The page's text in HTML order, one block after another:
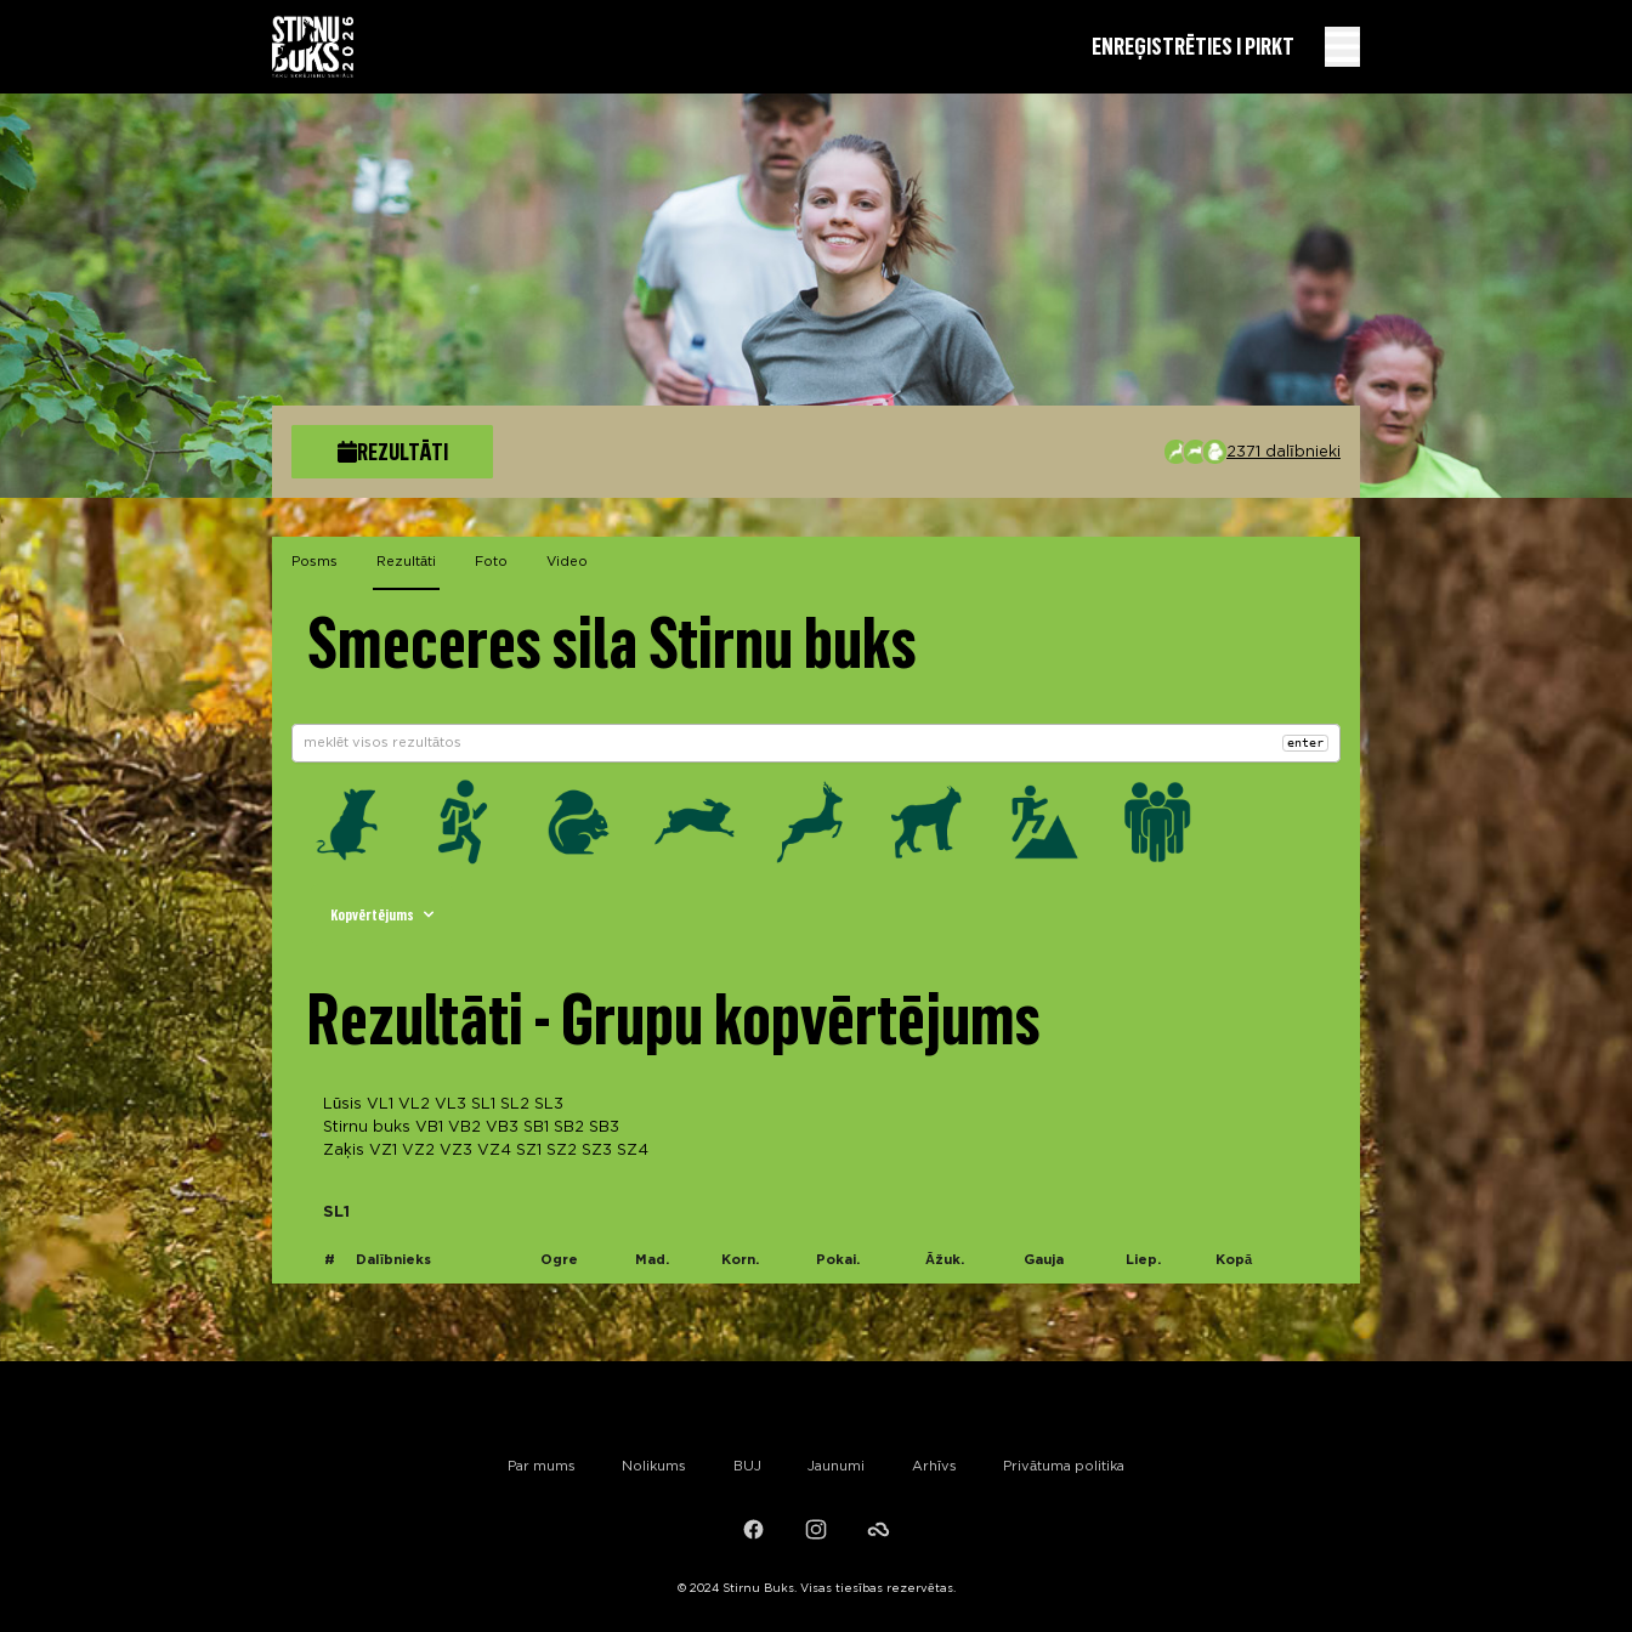
ENREĢISTRĒTIES I PIRKT
REZULTĀTI 2371 dalībnieki
Posms Rezultāti Foto Video
Smeceres sila Stirnu buks
enter
Kopvērtējums
Rezultāti - Grupu kopvērtējums
Lūsis VL1 VL2 VL3 SL1 SL2 SL3
Stirnu buks VB1 VB2 VB3 SB1 SB2 SB3
Zaķis VZ1 VZ2 VZ3 VZ4 SZ1 SZ2 SZ3 SZ4
SL1
# Dalībnieks Ogre Mad. Korn. Pokai. Āžuk. Gauja Liep. Kopā
Par mums Nolikums BUJ Jaunumi Arhīvs Privātuma politika
FacebookInstagramFailiem.lv
© 2024 Stirnu Buks. Visas tiesības rezervētas.